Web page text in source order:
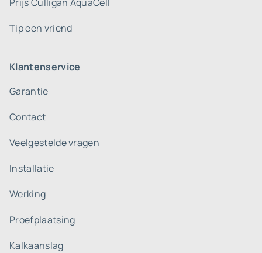
Tip een vriend
Klantenservice
Garantie
Contact
Veelgestelde vragen
Installatie
Werking
Proefplaatsing
Kalkaanslag